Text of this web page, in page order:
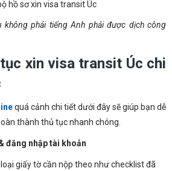
hồ sơ xin visa transit Úc
phải tiếng Anh phải được dịch công
xin visa transit Úc chi
quá cảnh chi tiết dưới đây sẽ giúp bạn dễ
thành thủ tục nhanh chóng.
đăng nhập tài khoản
giấy tờ cần nộp theo như checklist đã